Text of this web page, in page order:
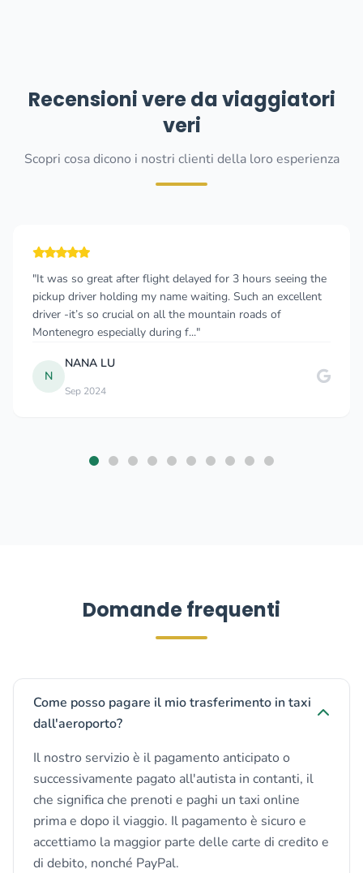
Recensioni vere da viaggiatori
veri
Scopri cosa dicono i nostri clienti della loro esperienza
"It was so great after flight delayed for 3 hours seeing the
pickup driver holding my name waiting. Such an excellent
driver -it’s so crucial on all the mountain roads of
Montenegro especially during f..."
N
NANA LU
Sep 2024
Domande frequenti
Come posso pagare il mio trasferimento in taxi
dall'aeroporto?
Il nostro servizio è il pagamento anticipato o
successivamente pagato all'autista in contanti, il
che significa che prenoti e paghi un taxi online
prima e dopo il viaggio. Il pagamento è sicuro e
accettiamo la maggior parte delle carte di credito e
di debito, nonché PayPal.